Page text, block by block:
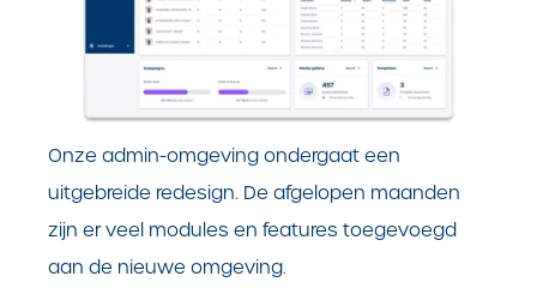
Onze admin-omgeving ondergaat een
uitgebreide redesign. De afgelopen maanden
zijn er veel modules en features toegevoegd
aan de nieuwe omgeving.